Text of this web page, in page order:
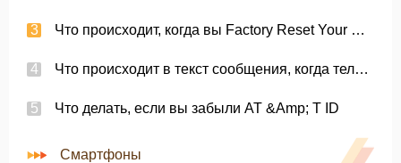
Что происходит, когда вы Factory Reset Your EVO
Что происходит в текст сообщения, когда телефон находится вне протокола
Что делать, если вы забыли AT &Amp; T ID
Смартфоны